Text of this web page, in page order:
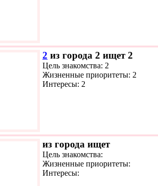
2 из города 2 ищет 2
Цель знакомства: 2
Жизненные приоритеты: 2
Интересы: 2
из города ищет
Цель знакомства:
Жизненные приоритеты:
Интересы: